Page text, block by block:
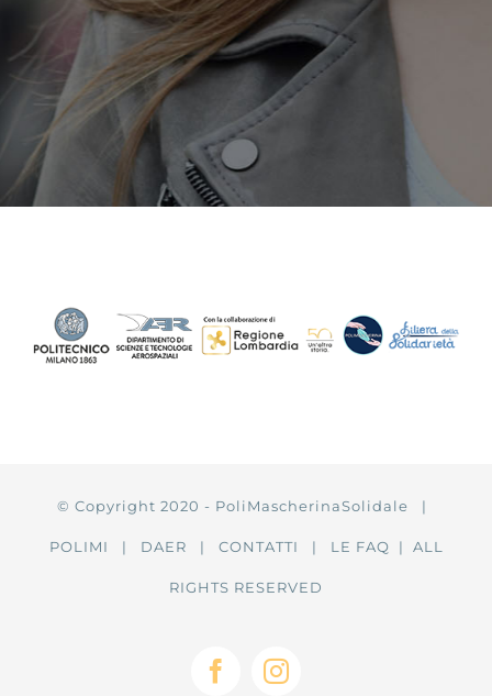
© Copyright 2020 - PoliMascherinaSolidale |
POLIMI | DAER | CONTATTI | LE FAQ | ALL
RIGHTS RESERVED
FacebookInstagram